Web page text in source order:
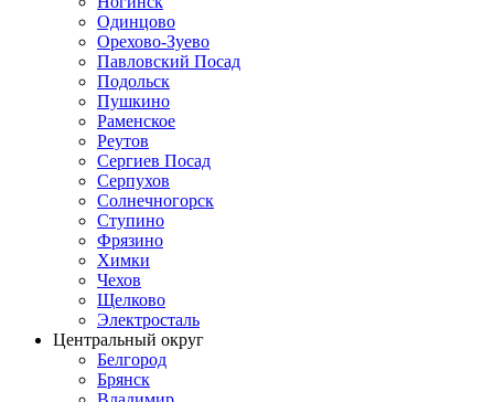
Одинцово
Орехово-Зуево
Павловский Посад
Подольск
Пушкино
Раменское
Реутов
Сергиев Посад
Серпухов
Солнечногорск
Ступино
Фрязино
Химки
Чехов
Щелково
Электросталь
Центральный округ
Белгород
Брянск